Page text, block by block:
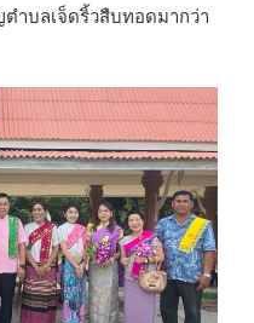
ำบลเจ็ดริ้วสืบทอดมากว่า